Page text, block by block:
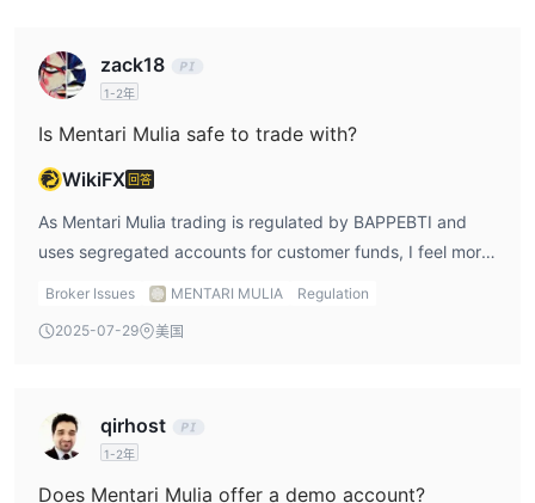
zack18
1-2年
Is Mentari Mulia safe to trade with?
WikiFX 回答
As Mentari Mulia trading is regulated by BAPPEBTI and
uses segregated accounts for customer funds, I feel more
secure trading with them compared to unregulated
are kept separate from the broker’s operational funds,
practice.
Broker Issues MENTARI MULIA Regulation
2025-07-29 美国
qirhost
1-2年
Does Mentari Mulia offer a demo account?